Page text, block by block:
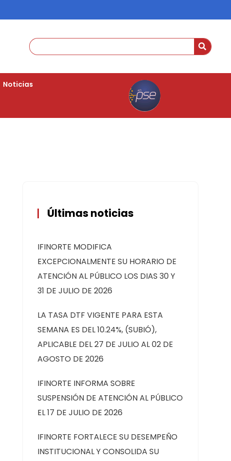
Noticias
Últimas noticias
IFINORTE MODIFICA
EXCEPCIONALMENTE SU HORARIO DE
ATENCIÓN AL PÚBLICO LOS DIAS 30 Y
31 DE JULIO DE 2026
LA TASA DTF VIGENTE PARA ESTA
SEMANA ES DEL 10.24%, (SUBIÓ),
APLICABLE DEL 27 DE JULIO AL 02 DE
AGOSTO DE 2026
IFINORTE INFORMA SOBRE
SUSPENSIÓN DE ATENCIÓN AL PÚBLICO
EL 17 DE JULIO DE 2026
IFINORTE FORTALECE SU DESEMPEÑO
INSTITUCIONAL Y CONSOLIDA SU